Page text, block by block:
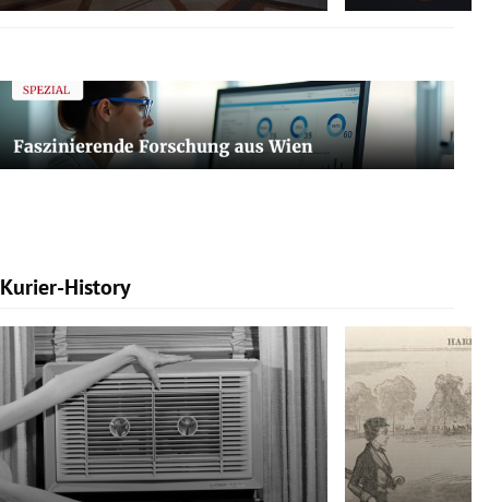
Kurier-History
Slide 1 von 7